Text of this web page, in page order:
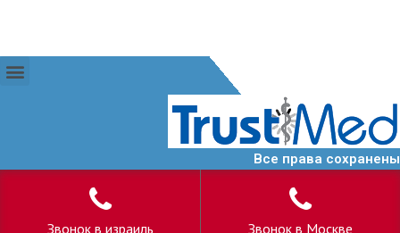
Все права сохранены
Звонок в израиль Звонок в Москве